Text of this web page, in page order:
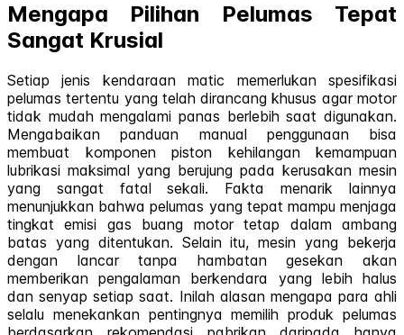
Mengapa Pilihan Pelumas Tepat
Sangat Krusial
Setiap jenis kendaraan matic memerlukan spesifikasi
pelumas tertentu yang telah dirancang khusus agar motor
tidak mudah mengalami panas berlebih saat digunakan.
Mengabaikan panduan manual penggunaan bisa
membuat komponen piston kehilangan kemampuan
lubrikasi maksimal yang berujung pada kerusakan mesin
yang sangat fatal sekali. Fakta menarik lainnya
menunjukkan bahwa pelumas yang tepat mampu menjaga
tingkat emisi gas buang motor tetap dalam ambang
batas yang ditentukan. Selain itu, mesin yang bekerja
dengan lancar tanpa hambatan gesekan akan
memberikan pengalaman berkendara yang lebih halus
dan senyap setiap saat. Inilah alasan mengapa para ahli
selalu menekankan pentingnya memilih produk pelumas